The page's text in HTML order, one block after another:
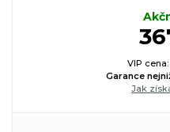
VIP
Garance
Jak